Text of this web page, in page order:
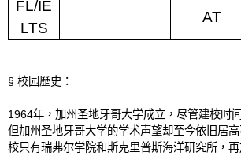
问答集
各校列表
教育优势
学位申请
FL/IE
LTS
AT
§ 校园歷史：
1964年，加州圣地牙哥大学成立，尽管建校时
但加州圣地牙哥大学的学术声望却至今依旧居
校只有瑞弗尔学院和斯克里普斯海洋研究所，